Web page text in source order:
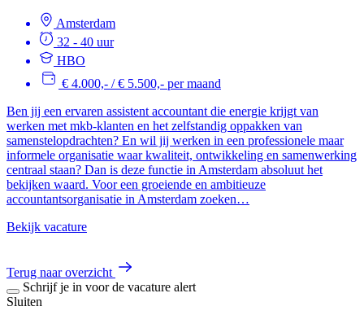
Amsterdam
32 - 40 uur
HBO
€ 4.000,- / € 5.500,- per maand
Ben jij een ervaren assistent accountant die energie krijgt van
werken met mkb-klanten en het zelfstandig oppakken van
samenstelopdrachten? En wil jij werken in een professionele maar
informele organisatie waar kwaliteit, ontwikkeling en samenwerking
centraal staan? Dan is deze functie in Amsterdam absoluut het
bekijken waard. Voor een groeiende en ambitieuze
accountantsorganisatie in Amsterdam zoeken…
Bekijk vacature
Terug naar overzicht
Schrijf je in voor de vacature alert
Sluiten